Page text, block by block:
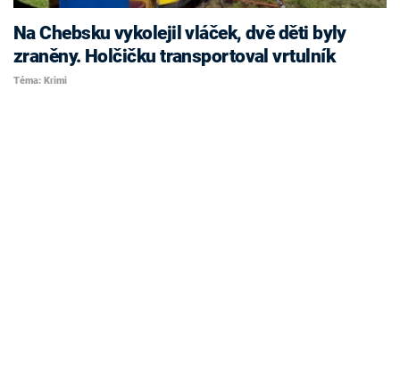
Na Chebsku vykolejil vláček, dvě děti byly
zraněny. Holčičku transportoval vrtulník
Téma: Krimi